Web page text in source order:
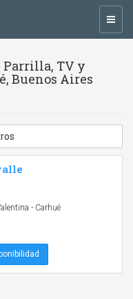
Parrilla, TV y
Buenos Aires
- Carhué